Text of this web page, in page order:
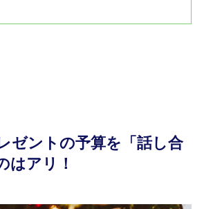
ゼントの予算を「話し合
はアリ！